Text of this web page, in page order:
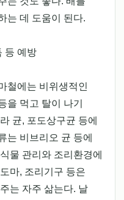
는 데 도움이 된다.
등 예방
철에는 비위생적인
을 먹고 탈이 나기
균, 포도상구균 등에
는 비브리오 균 등에
물 관리와 조리환경에
마, 조리기구 등은
는 자주 삶는다. 날